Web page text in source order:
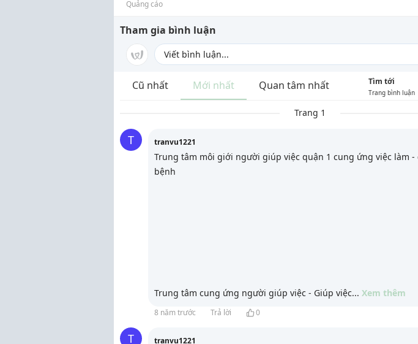
Quảng cáo
Tham gia bình luận
Cũ nhất Mới nhất Quan tâm nhất Tìm tới
Trang bình luận
Trang 1
T tranvu1221
Trung tâm môi giới người giúp việc quận 1 cung ứng việc làm -
bệnh
Trung tâm cung ứng người giúp việc - Giúp việc... Xem thêm
8 năm trước Trả lời 0
T tranvu1221